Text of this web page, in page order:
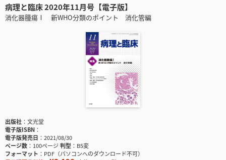
病理と臨床 2020年11月号【電子版】
消化器腫瘍Ⅰ 新WHO分類のポイント 消化管編
出版社
文光堂
電子版ISBN
電子版発売日
2021/08/30
ページ数
100ページ判型
B5変
フォーマット
PDF（パソコンへのダウンロード不可）